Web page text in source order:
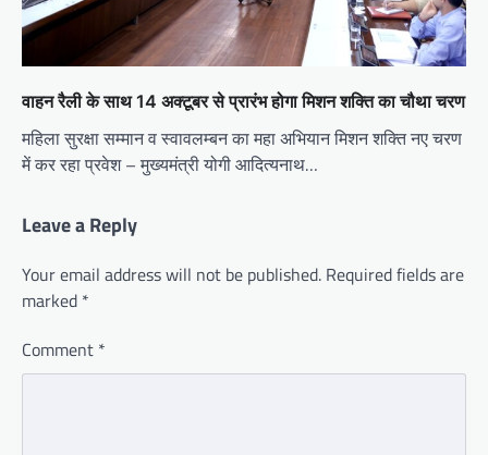
वाहन रैली के साथ 14 अक्टूबर से प्रारंभ होगा मिशन शक्ति का चौथा चरण
महिला सुरक्षा सम्मान व स्वावलम्बन का महा अभियान मिशन शक्ति नए चरण
में कर रहा प्रवेश – मुख्यमंत्री योगी आदित्यनाथ…
Leave a Reply
Your email address will not be published. Required fields are
marked *
Comment *